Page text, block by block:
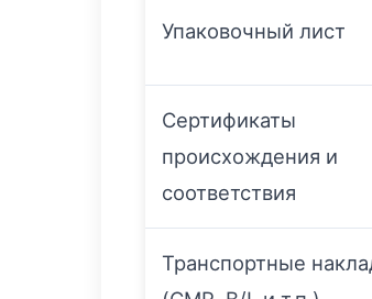
Упаковочный лист
Сертификаты
происхождения и
соответствия
Транспортные